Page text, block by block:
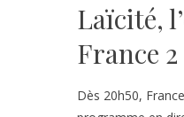
Laïcité,
France 2
Dès 20h50,